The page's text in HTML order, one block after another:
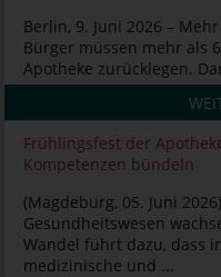
Berlin, 9. Juni 2026 –
Bürger müssen mehr als
Apotheke zurücklegen.
Frühlingsfest der
Kompetenzen bündeln
(Magdeburg, 05. Juni
Gesundheitswesen
Wandel führt dazu, dass
medizinische und ...